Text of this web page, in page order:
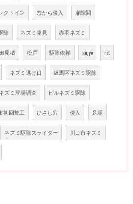
クトイン 窓から侵入 扉隙間
除 ネズミ発見 赤羽ネズミ
見積 松戸 駆除依頼 kujyo rat
ネズミ逃げ口 練馬区ネズミ駆除
ネズミ現場調査 ビルネズミ駆除
初回施工 ひさし穴 侵入 足場
ネズミ駆除スライダー 川口市ネズミ